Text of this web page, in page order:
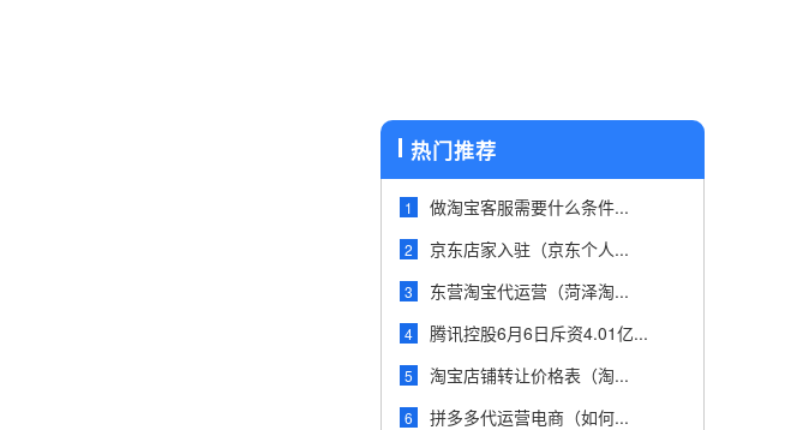
热门推荐
1 做淘宝客服需要什么条件...
2 京东店家入驻（京东个人...
3 东营淘宝代运营（菏泽淘...
4 腾讯控股6月6日斥资4.01亿...
5 淘宝店铺转让价格表（淘...
6 拼多多代运营电商（如何...